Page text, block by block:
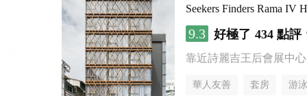
Seekers Finders Rama IV
9.3 好極了 434 點評
靠近詩麗吉王后會展中心
華人友善 套房 游